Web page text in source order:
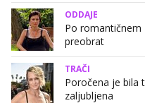
ODDAJE
Po romantičnem
preobrat
TRAČI
Poročena je bila
zaljubljena